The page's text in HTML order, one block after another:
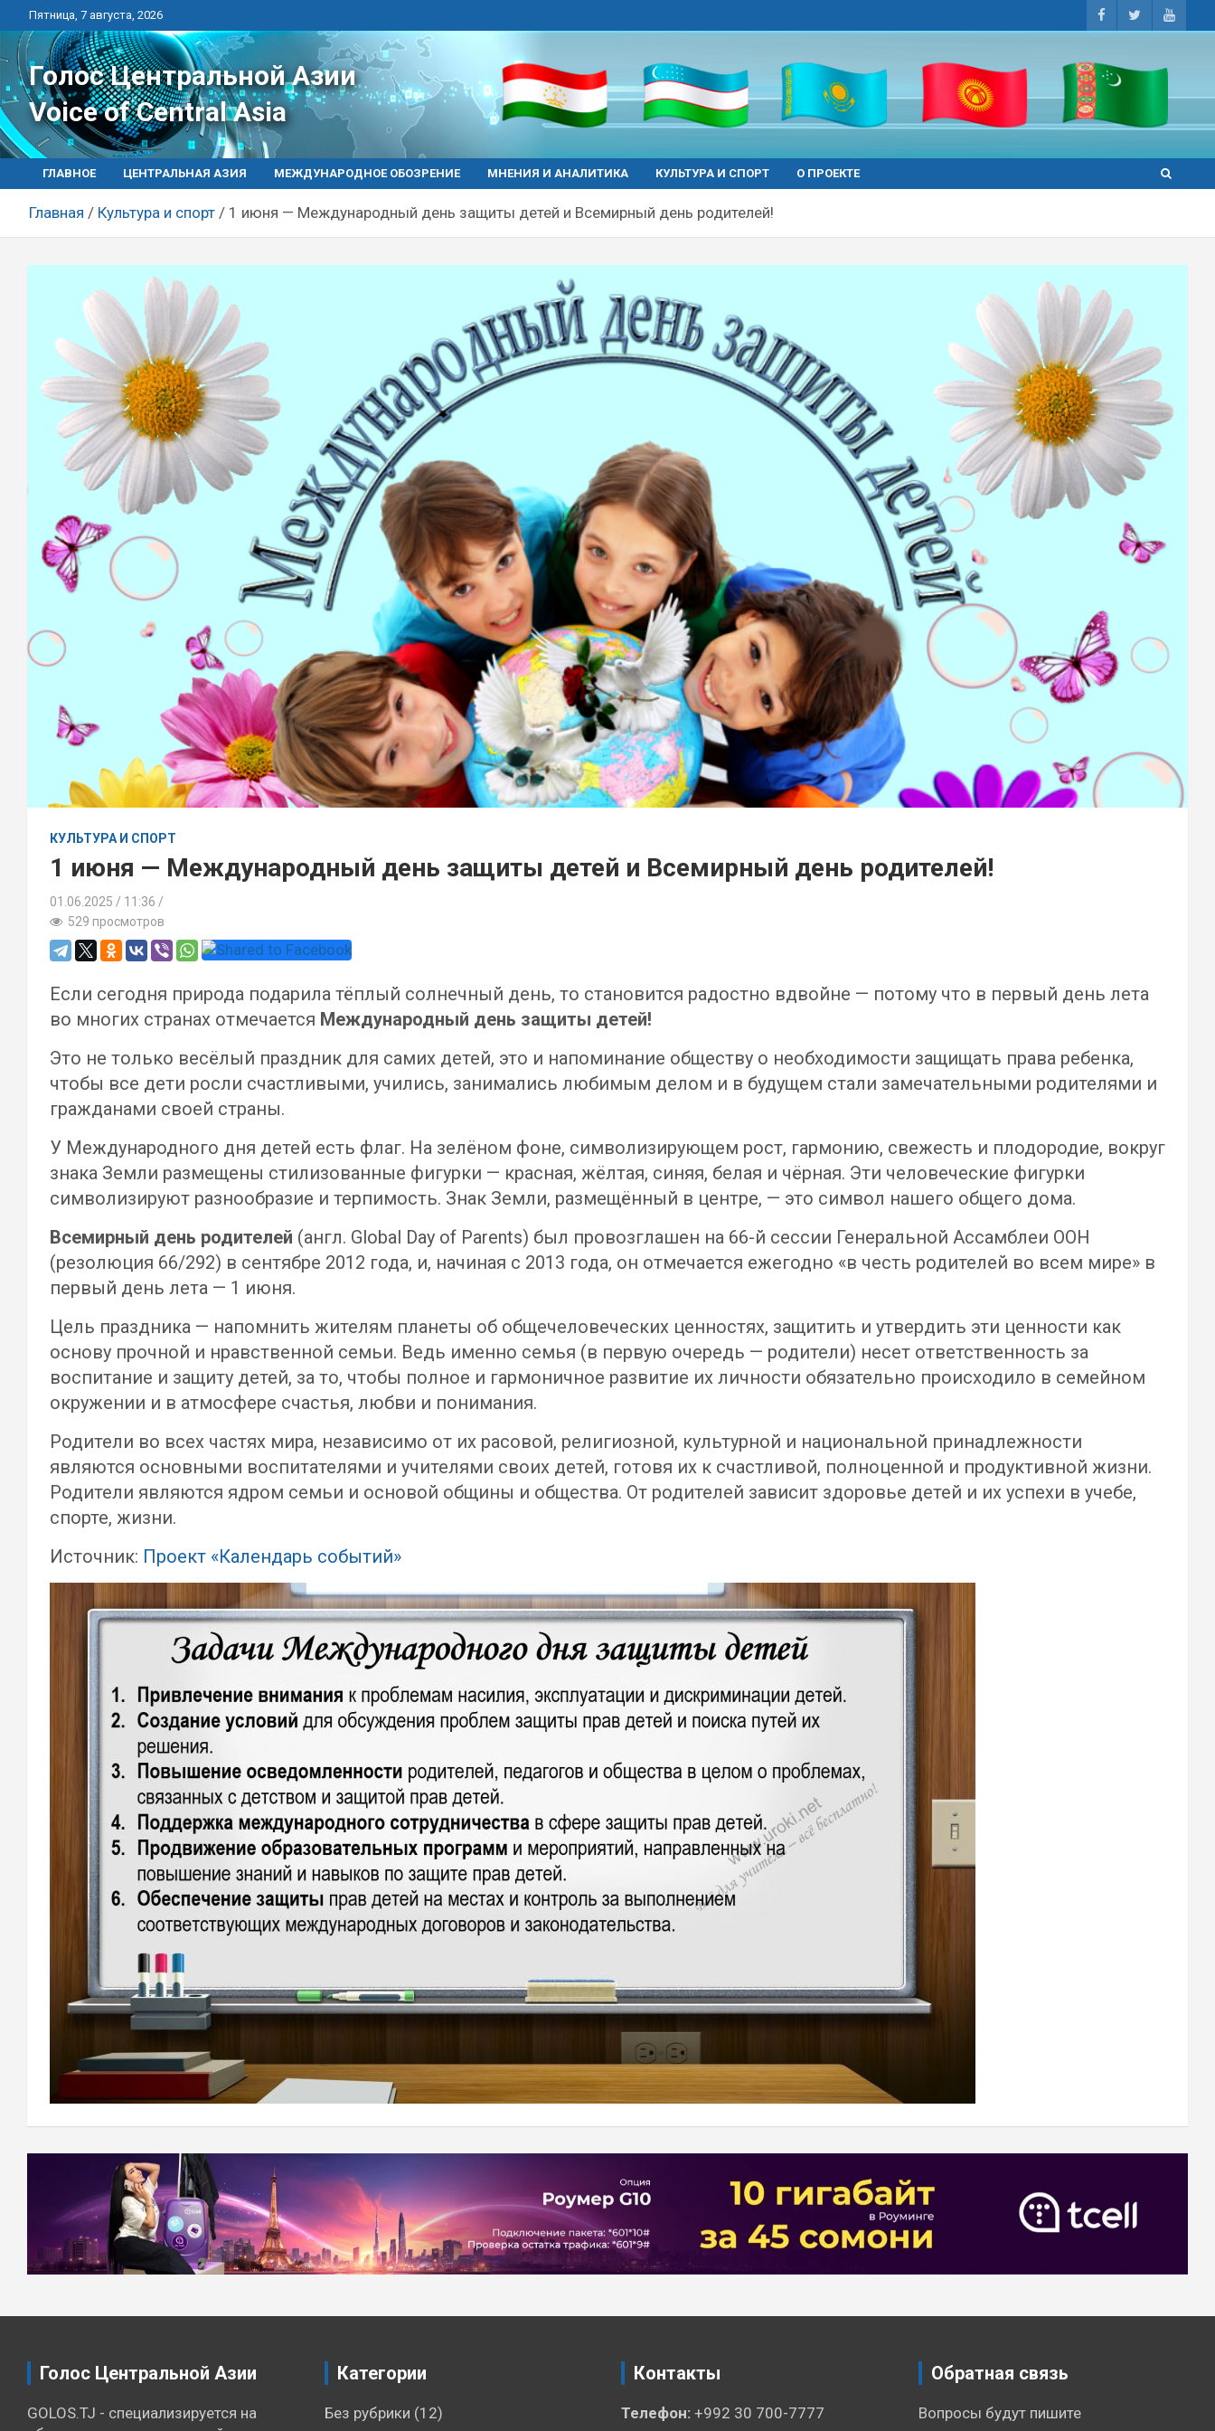
Перейти
к
контенту
Пятница, 7 августа, 2026
Голос Центральной Азии
Voice of Central Asia
ГЛАВНОЕ ЦЕНТРАЛЬНАЯ АЗИЯ МЕЖДУНАРОДНОЕ ОБОЗРЕНИЕ МНЕНИЯ И АНАЛИТИКА КУЛЬТУРА И СПОРТ О ПРОЕКТЕ
Главная Культура и спорт 1 июня — Международный день защиты детей и Всемирный день родителей!
КУЛЬТУРА И СПОРТ
1 июня — Международный день защиты детей и Всемирный день родителей!
01.06.2025
11:36 /
529 просмотров
Если сегодня природа подарила тёплый солнечный день, то становится радостно вдвойне — потому что в первый день лета
во многих странах отмечается Международный день защиты детей!
Это не только весёлый праздник для самих детей, это и напоминание обществу о необходимости защищать права ребенка,
чтобы все дети росли счастливыми, учились, занимались любимым делом и в будущем стали замечательными родителями и
гражданами своей страны.
У Международного дня детей есть флаг. На зелёном фоне, символизирующем рост, гармонию, свежесть и плодородие, вокруг
знака Земли размещены стилизованные фигурки — красная, жёлтая, синяя, белая и чёрная. Эти человеческие фигурки
символизируют разнообразие и терпимость. Знак Земли, размещённый в центре, — это символ нашего общего дома.
Всемирный день родителей (англ. Global Day of Parents) был провозглашен на 66-й сессии Генеральной Ассамблеи ООН
(резолюция 66/292) в сентябре 2012 года, и, начиная с 2013 года, он отмечается ежегодно «в честь родителей во всем мире» в
первый день лета — 1 июня.
Цель праздника — напомнить жителям планеты об общечеловеческих ценностях, защитить и утвердить эти ценности как
основу прочной и нравственной семьи. Ведь именно семья (в первую очередь — родители) несет ответственность за
воспитание и защиту детей, за то, чтобы полное и гармоничное развитие их личности обязательно происходило в семейном
окружении и в атмосфере счастья, любви и понимания.
Родители во всех частях мира, независимо от их расовой, религиозной, культурной и национальной принадлежности
являются основными воспитателями и учителями своих детей, готовя их к счастливой, полноценной и продуктивной жизни.
Родители являются ядром семьи и основой общины и общества. От родителей зависит здоровье детей и их успехи в учебе,
спорте, жизни.
Источник: Проект «Календарь событий»
Навигация
записям
Голос Центральной Азии
GOLOS.TJ - специализируется на
Категории
Без рубрики (12)
Контакты
Телефон: +992 30 700-7777
Обратная связь
Вопросы будут пишите